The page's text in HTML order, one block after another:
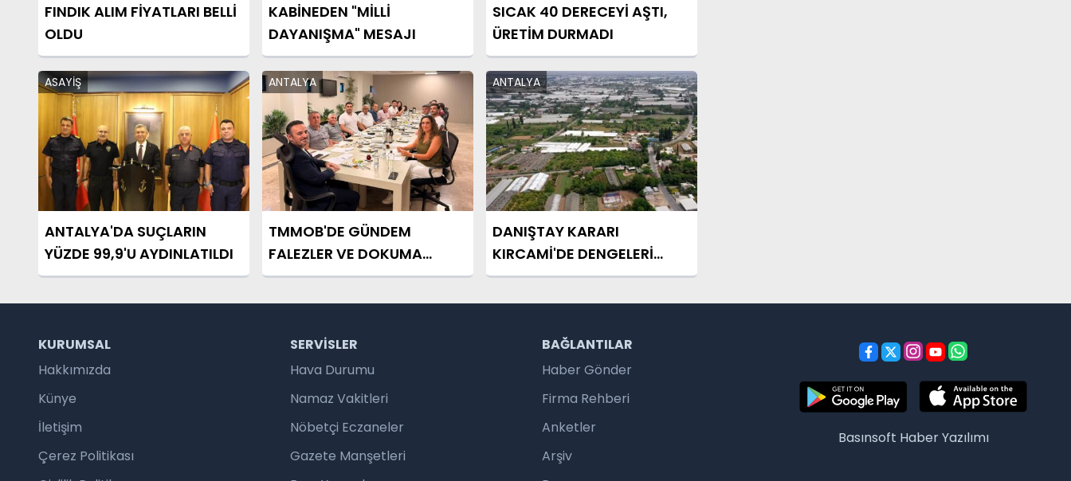
FINDIK ALIM FİYATLARI BELLİ
OLDU
KABİNEDEN "MİLLİ
DAYANIŞMA" MESAJI
SICAK 40 DERECEYİ AŞTI,
ÜRETİM DURMADI
ASAYİŞ
ANTALYA'DA SUÇLARIN
YÜZDE 99,9'U AYDINLATILDI
ANTALYA
TMMOB'DE GÜNDEM
FALEZLER VE DOKUMA
ALANI OLDU
ANTALYA
DANIŞTAY KARARI
KIRCAMİ'DE DENGELERİ
DEĞİŞTİRDİ
KURUMSAL
Hakkımızda
Künye
İletişim
Çerez Politikası
SERVISLER
Hava Durumu
Namaz Vakitleri
Nöbetçi Eczaneler
Gazete Manşetleri
BAĞLANTILAR
Haber Gönder
Firma Rehberi
Anketler
Arşiv
Basınsoft Haber Yazılımı